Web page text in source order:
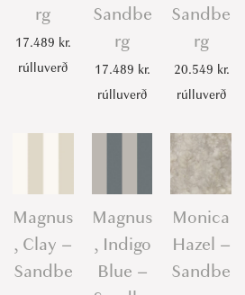
rg
17.489 kr.
rúlluverð
Sandbe
rg
17.489 kr.
rúlluverð
Sandbe
rg
20.549 kr.
rúlluverð
Magnus
, Clay –
Sandbe
Magnus
, Indigo
Blue –
Monica
Hazel –
Sandbe